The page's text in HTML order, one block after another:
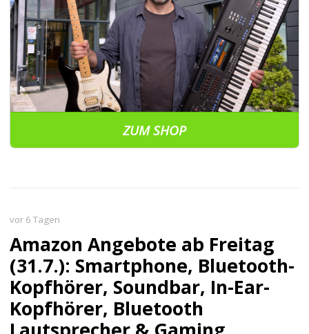
ZUM SHOP
vor 6 Tagen
Amazon Angebote ab Freitag
(31.7.): Smartphone, Bluetooth-
Kopfhörer, Soundbar, In-Ear-
Kopfhörer, Bluetooth